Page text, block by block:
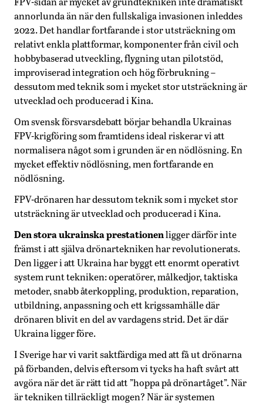
annorlunda än när den fullskaliga invasionen inleddes
2022. Det handlar fortfarande i stor utsträckning om
relativt enkla plattformar, komponenter från civil och
hobbybaserad utveckling, flygning utan pilotstöd,
improviserad integration och hög förbrukning –
dessutom med teknik som i mycket stor utsträckning är
utvecklad och producerad i Kina.
Om svensk försvarsdebatt börjar behandla Ukrainas
FPV-krigföring som framtidens ideal riskerar vi att
normalisera något som i grunden är en nödlösning. En
mycket effektiv nödlösning, men fortfarande en
nödlösning.
FPV-drönaren har dessutom teknik som i mycket stor
utsträckning är utvecklad och producerad i Kina.
Den stora ukrainska prestationenligger därför inte
främst i att själva drönartekniken har revolutionerats.
Den ligger i att Ukraina har byggt ett enormt operativt
system runt tekniken: operatörer, målkedjor, taktiska
metoder, snabb återkoppling, produktion, reparation,
utbildning, anpassning och ett krigssamhälle där
drönaren blivit en del av vardagens strid. Det är där
Ukraina ligger före.
I Sverige har vi varit saktfärdiga med att få ut drönarna
på förbanden, delvis eftersom vi tycks ha haft svårt att
avgöra när det är rätt tid att ”hoppa på drönartåget”. När
är tekniken tillräckligt mogen? När är systemen